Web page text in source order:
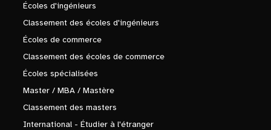
Écoles d'ingénieurs
Classement des écoles d'ingénieurs
Écoles de commerce
Classement des écoles de commerce
Écoles spécialisées
Master / MBA / Mastère
Classement des masters
International - Étudier à l'étranger